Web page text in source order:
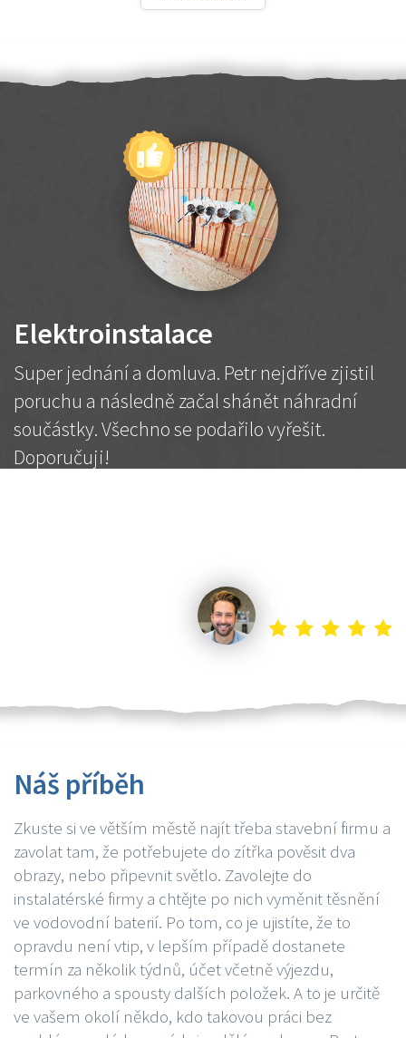
Elektroinstalace
Super jednání a domluva. Petr nejdříve zjistil
poruchu a následně začal shánět náhradní
součástky. Všechno se podařilo vyřešit.
Doporučuji!
Náš příběh
Zkuste si ve větším městě najít třeba stavební firmu a
zavolat tam, že potřebujete do zítřka pověsit dva
obrazy, nebo připevnit světlo. Zavolejte do
instalatérské firmy a chtějte po nich vyměnit těsnění
ve vodovodní baterií. Po tom, co je ujistíte, že to
opravdu není vtip, v lepším případě dostanete
termín za několik týdnů, účet včetně výjezdu,
parkovného a spousty dalších položek. A to je určitě
ve vašem okolí někdo, kdo takovou práci bez